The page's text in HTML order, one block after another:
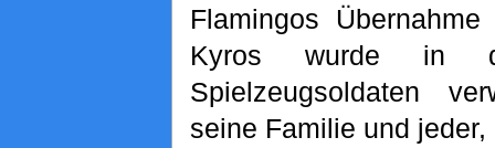
Flamingos
Kyros wurde in
Spielzeugsoldaten
seine Familie und